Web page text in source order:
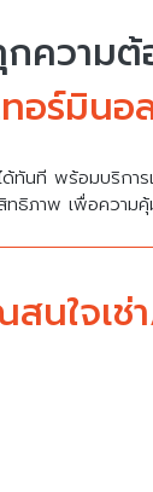
ความต้
อร์มินอ
นที พร้อมบริกา
ธิภาพ เพื่อความ
นใจเช่